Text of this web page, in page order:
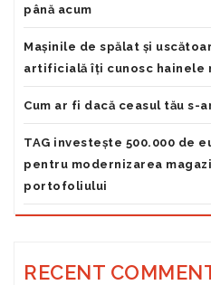
până acum
Mașinile de spălat și
artificială îți cunosc hainele
Cum ar fi dacă ceasul tău s-
TAG investește 500.000 de
pentru modernizarea
portofoliului
RECENT